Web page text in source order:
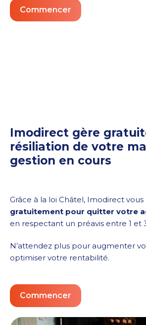
Commencer
Imodirect gère
résiliation de votre
gestion en cours
Grâce à la loi Châtel, Imodirect vous
gratuitement pour quitter votre
en respectant un préavis entre 1 et
N’attendez plus pour augmenter
optimiser votre rentabilité.
Commencer